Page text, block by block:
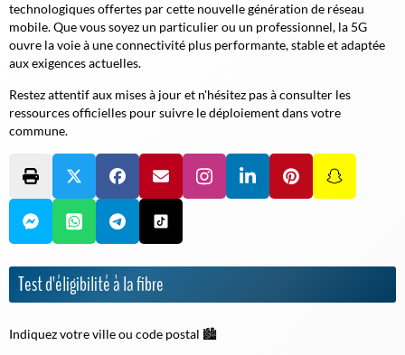
technologiques offertes par cette nouvelle génération de réseau
mobile. Que vous soyez un particulier ou un professionnel, la 5G
ouvre la voie à une connectivité plus performante, stable et adaptée
aux exigences actuelles.
Restez attentif aux mises à jour et n'hésitez pas à consulter les
ressources officielles pour suivre le déploiement dans votre
commune.
Test d'éligibilité à la fibre
Indiquez votre ville ou code postal 🏙️